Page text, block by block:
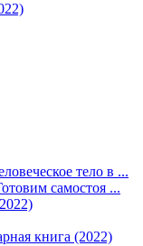
тело в ...
самостоя ...
книга (2022)